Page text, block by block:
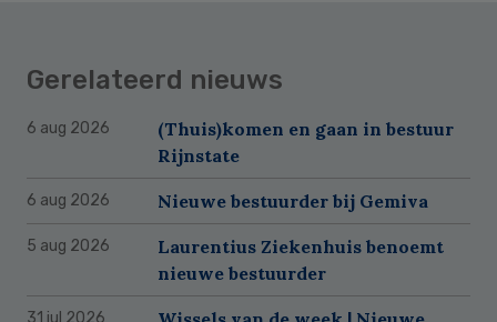
Gerelateerd nieuws
6 aug 2026
(Thuis)komen en gaan in bestuur
Rijnstate
6 aug 2026 Nieuwe bestuurder bij Gemiva
5 aug 2026
Laurentius Ziekenhuis benoemt
nieuwe bestuurder
31 jul 2026